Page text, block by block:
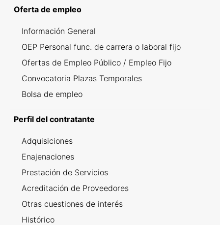
Oferta de empleo
Información General
OEP Personal func. de carrera o laboral fijo
Ofertas de Empleo Público / Empleo Fijo
Convocatoria Plazas Temporales
Bolsa de empleo
Perfil del contratante
Adquisiciones
Enajenaciones
Prestación de Servicios
Acreditación de Proveedores
Otras cuestiones de interés
Histórico